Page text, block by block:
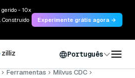
- 10x
Construído
Experimente grátis agora →
Português
Ferramentas
Milvus CDC